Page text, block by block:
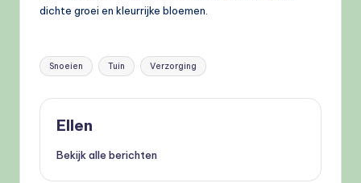
dichte groei en kleurrijke bloemen.
Tags:
Snoeien Tuin Verzorging
Ellen
Bekijk alle berichten